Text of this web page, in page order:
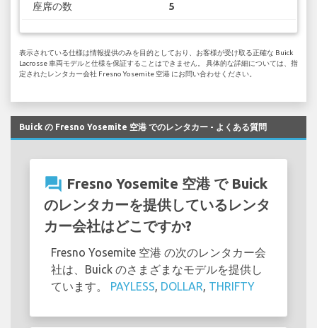
座席の数 5
表示されている仕様は情報提供のみを目的としており、お客様が受け取る正確な Buick
Lacrosse 車両モデルと仕様を保証することはできません。 具体的な詳細については、指
定されたレンタカー会社 Fresno Yosemite 空港 にお問い合わせください。
Buick の Fresno Yosemite 空港 でのレンタカー - よくある質問
question_answer Fresno Yosemite 空港 で Buick
のレンタカーを提供しているレンタ
カー会社はどこですか?
Fresno Yosemite 空港 の次のレンタカー会
社は、Buick のさまざまなモデルを提供し
ています。 PAYLESS DOLLAR THRIFTY